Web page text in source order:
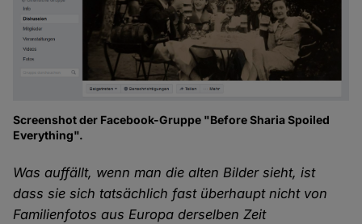
Screenshot der Facebook-Gruppe "Before Sharia Spoiled
Everything".
Was auffällt, wenn man die alten Bilder sieht, ist
dass sie sich tatsächlich fast überhaupt nicht von
Familienfotos aus Europa derselben Zeit